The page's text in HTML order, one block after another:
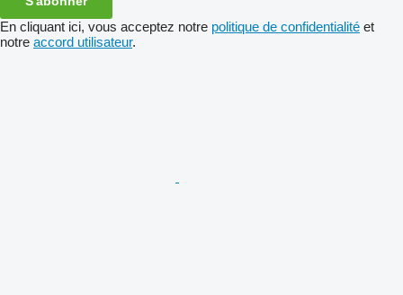
En cliquant ici, vous acceptez notre politique de confidentialité et
notre accord utilisateur.